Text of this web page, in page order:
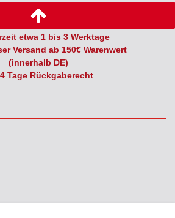
etwa 1 bis 3 Werktage
Versand ab 150€ Warenwert
(innerhalb DE)
Tage Rückgaberecht